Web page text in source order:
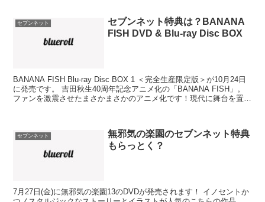
セブンネット
セブンネット特典は？BANANA
FISH DVD & Blu-ray Disc BOX
BANANA FISH Blu-ray Disc BOX 1 ＜完全生産限定版＞が10月24日
に発売です。 吉田秋生40周年記念アニメ化の「BANANA FISH」。
ファンを激震させたまさかまさかのアニメ化です！現代に舞台を置き
セブンネット
無邪気の楽園のセブンネット特典
もらっとく？
7月27日(金)に無邪気の楽園13のDVDが発売されます！ イノセントか